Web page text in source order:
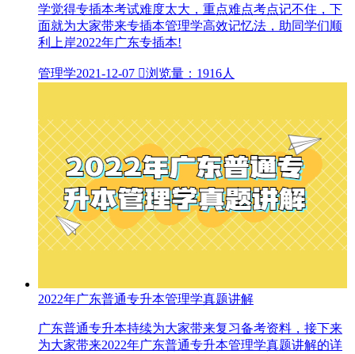
学觉得专插本考试难度太大，重点难点考点记不住，下
面就为大家带来专插本管理学高效记忆法，助同学们顺
利上岸2022年广东专插本!
管理学2021-12-07 浏览量：1916人
2022年广东普通专升本管理学真题讲解
广东普通专升本持续为大家带来复习备考资料，接下来
为大家带来2022年广东普通专升本管理学真题讲解的详